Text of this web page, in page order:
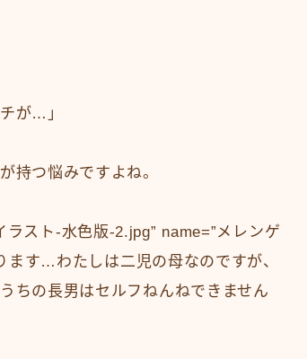
が…」
持つ悩みですよね。
スト-水色版-2.jpg” name=”メレンゲ
ます…わたしは二児の母なのですが、
ちの長男はセルフねんねできません